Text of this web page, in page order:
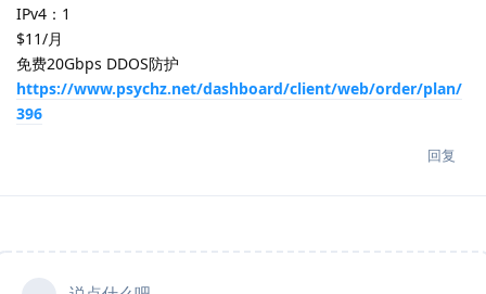
IPv4：1
$11/月
免费20Gbps DDOS防护
https://www.psychz.net/dashboard/client/web/order/plan/
396
回复